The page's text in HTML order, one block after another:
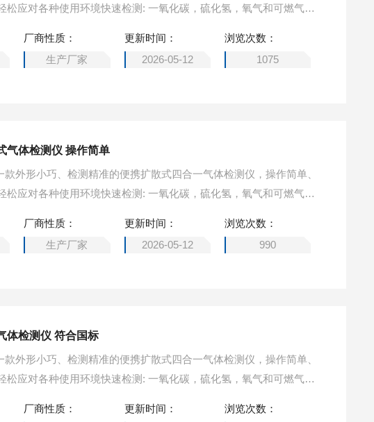
松应对各种使用环境快速检测: 一氧化碳，硫化氢，氧气和可燃气体
厂商性质：
生产厂家
更新时间：
2026-05-12
浏览次数：
1075
气体检测仪 操作简单
款外形小巧、检测精准的便携扩散式四合一气体检测仪，操作简单、
松应对各种使用环境快速检测: 一氧化碳，硫化氢，氧气和可燃气体
厂商性质：
生产厂家
更新时间：
2026-05-12
浏览次数：
990
体检测仪 符合国标
款外形小巧、检测精准的便携扩散式四合一气体检测仪，操作简单、
松应对各种使用环境快速检测: 一氧化碳，硫化氢，氧气和可燃气体
厂商性质：
更新时间：
浏览次数：